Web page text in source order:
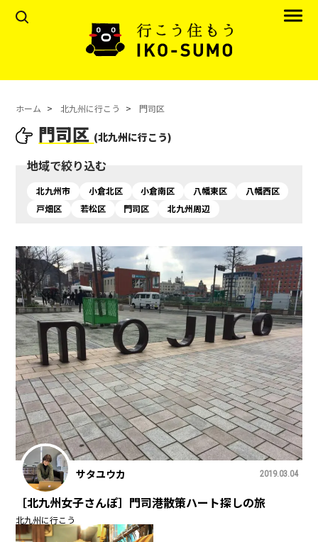
ホーム 北九州に行こう 門司区
門司区 (北九州に行こう)
地域で絞り込む
北九州市 小倉北区 小倉南区 八幡東区
八幡西区
戸畑区
若松区 門司区 北九州周辺
サタユウカ 2019.03.04
［北九州女子さんぽ］門司港散策ハート探しの旅
北九州に行こう